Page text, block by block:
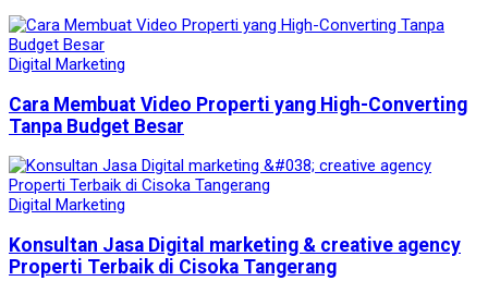
Digital Marketing
Cara Membuat Video Properti yang High-Converting
Tanpa Budget Besar
Digital Marketing
Konsultan Jasa Digital marketing & creative agency
Properti Terbaik di Cisoka Tangerang